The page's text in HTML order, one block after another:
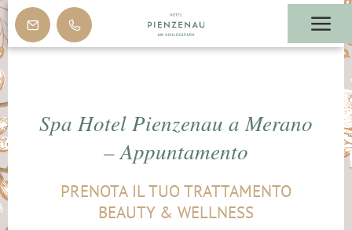
Spa Hotel Pienzenau a Merano
– Appuntamento
PRENOTA IL TUO TRATTAMENTO
BEAUTY & WELLNESS